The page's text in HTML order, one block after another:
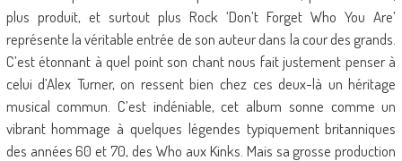
plus produit, et surtout plus Rock ‘Don’t Forget Who You Are’
représente la véritable entrée de son auteur dans la cour des grands.
C’est étonnant à quel point son chant nous fait justement penser à
celui d’Alex Turner, on ressent bien chez ces deux-là un héritage
musical commun. C’est indéniable, cet album sonne comme un
vibrant hommage à quelques légendes typiquement britanniques
des années 60 et 70, des Who aux Kinks. Mais sa grosse production